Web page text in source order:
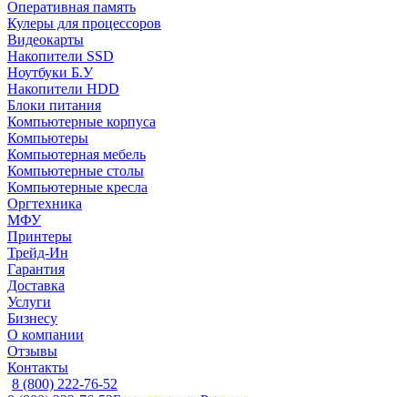
Оперативная память
Кулеры для процессоров
Видеокарты
Накопители SSD
Ноутбуки Б.У
Накопители HDD
Блоки питания
Компьютерные корпуса
Компьютеры
Компьютерная мебель
Компьютерные столы
Компьютерные кресла
Оргтехника
МФУ
Принтеры
Трейд-Ин
Гарантия
Доставка
Услуги
Бизнесу
О компании
Отзывы
Контакты
8 (800) 222-76-52